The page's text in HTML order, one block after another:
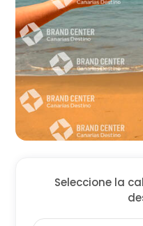
Seleccione la